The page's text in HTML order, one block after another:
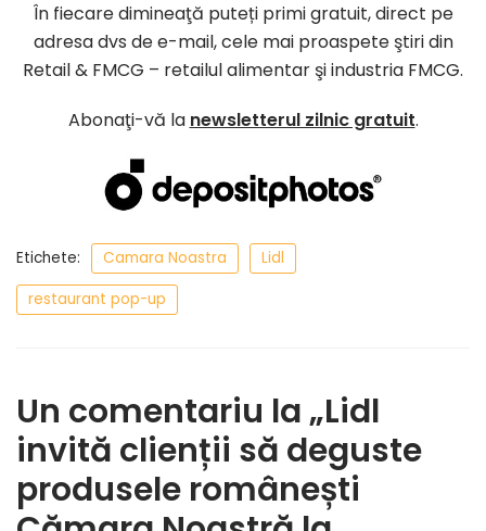
În fiecare dimineaţă puteți primi gratuit, direct pe
adresa dvs de e-mail, cele mai proaspete ştiri din
Retail & FMCG – retailul alimentar şi industria FMCG.
Abonaţi-vă la newsletterul zilnic gratuit.
Etichete: Camara Noastra
Lidl
restaurant pop-up
Un comentariu la „Lidl
invită clienții să deguste
produsele românești